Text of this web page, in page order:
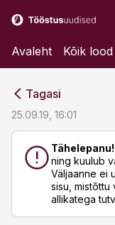
Avaleht Kõik lood
Tagasi
25.09.19, 16:01
Tähelepanu!
ning kuulub
Väljaanne ei
sisu,
allikatega